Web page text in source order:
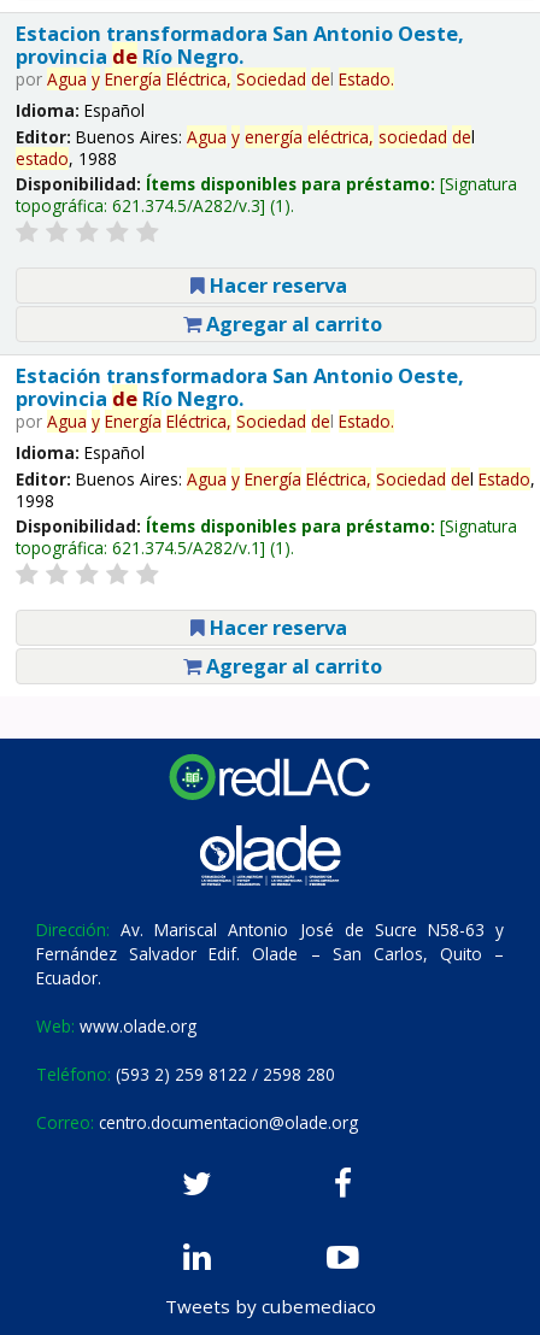
Estacion transformadora San Antonio Oeste,
provincia deRío Negro.
por Agua y Energía Eléctrica, Sociedad del Estado.
Idioma: Español
Editor: Buenos Aires: Agua y energía eléctrica, sociedad del
estado, 1988
Disponibilidad: Ítems disponibles para préstamo: Signatura
topográfica: 621.374.5/A282/v.3 (1).
Hacer reserva
Agregar al carrito
Estación transformadora San Antonio Oeste,
provincia deRío Negro.
por Agua y Energía Eléctrica, Sociedad del Estado.
Idioma: Español
Editor: Buenos Aires: Agua y Energía Eléctrica, Sociedad del Estado,
1998
Disponibilidad: Ítems disponibles para préstamo: Signatura
topográfica: 621.374.5/A282/v.1 (1).
Hacer reserva
Agregar al carrito
Dirección: Av. Mariscal Antonio José de Sucre N58-63 y
Fernández Salvador Edif. Olade – San Carlos, Quito –
Ecuador.
Web: www.olade.org
Teléfono: (593 2) 259 8122 / 2598 280
Correo: centro.documentacion@olade.org
Tweets by cubemediaco